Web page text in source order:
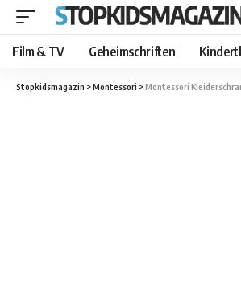
Film & TV Geheimschriften
Stopkidsmagazin >Montessori >Montessori Kleiderschrank »